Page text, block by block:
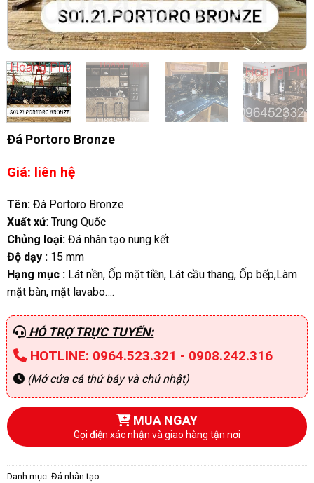
Đá Portoro Bronze
Giá: liên hệ
Tên: Đá Portoro Bronze
Xuất xứ: Trung Quốc
Chủng loại:Đá nhân tạo nung kết
Độ dạy :15 mm
Hạng mục :Lát nền, Ốp mặt tiền, Lát cầu thang, Ốp bếp,Làm
mặt bàn, mặt lavabo….
HỖ TRỢ TRỰC TUYẾN:
HOTLINE: 0964.523.321 - 0908.242.316
(Mở cửa cả thứ bảy và chủ nhật)
MUA NGAY
Gọi điện xác nhận và giao hàng tận nơi
Danh mục: Đá nhân tạo